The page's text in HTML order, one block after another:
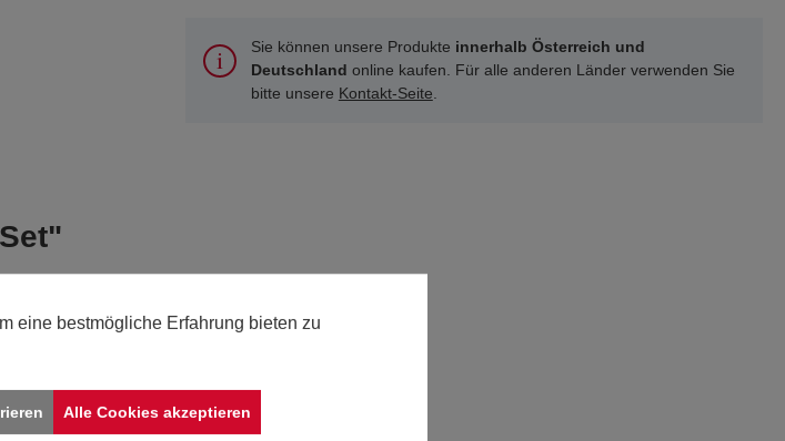
Sie können unsere Produkte innerhalb Österreich und
Deutschland online kaufen. Für alle anderen Länder verwenden Sie
bitte unsere Kontakt-Seite.
eine bestmögliche Erfahrung bieten zu
Alle Cookies akzeptieren